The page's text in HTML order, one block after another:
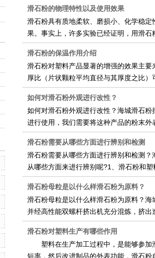
滑石粉的物理特性以及使用效果
滑石粉具有质地柔软、磨损小、化学稳
果。事实上，许多实验已经证明，用滑
滑石粉的保温作用介绍
滑石粉对塑料产品显著的增强的效果主
厚比（片状颗粒平均直径与其厚度之比
如何对滑石粉外观进行改性？
如何对滑石粉外观进行改性？海城滑石
进行使用，我们需要将这种产品的粉末
滑石粉需要从哪些方面进行辨别和检测
滑石粉需要从哪些方面进行辨别和检测
从哪些方面来进行辨别呢?1、滑石粉和
滑石粉母粒是以什么样滑石粉为原料？
滑石粉母粒是以什么样滑石粉为原料？
并经高性能双螺杆挤出机充分混炼，挤
滑石粉对塑料生产有哪些作用
塑料在生产加工过程中，是能够参加
短率，然后改进制品的外表功能，滑石